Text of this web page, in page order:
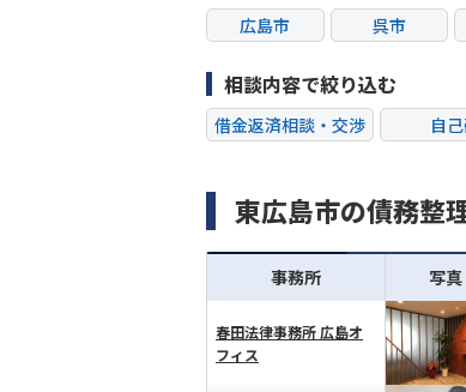
広島市 呉市
相談内容で絞り込む
借金返済相談・交渉 自
闇金
奨
東広島市の債務整
横スクロール可能
事務所 写真
春田法律事務所 広島オ
フィス